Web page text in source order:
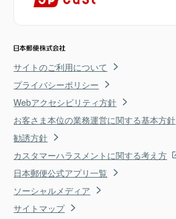
サイトのご利用について
プライバシーポリシー
Webアクセシビリティ方針
お客さま本位の業務運営に関する基本方針
勧誘方針
カスタマーハラスメントに関する考え方
日本郵便公式アプリ一覧
ソーシャルメディア
サイトマップ